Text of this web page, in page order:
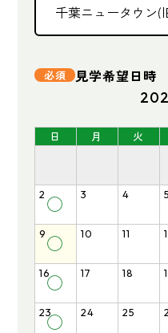
見学希望日時
日 月 火
2
◯
3 4 5
9
◯
10 11
16
◯
17 18
23
◯
24 25